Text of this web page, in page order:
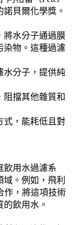
貝爾化學獎。
將水分子通過膜
染物。這種過濾
水分子，提供純
擋其他雜質和
式，能耗低且對
飲用水過濾系
。例如，飛利
作，將這項技術
飲用水。